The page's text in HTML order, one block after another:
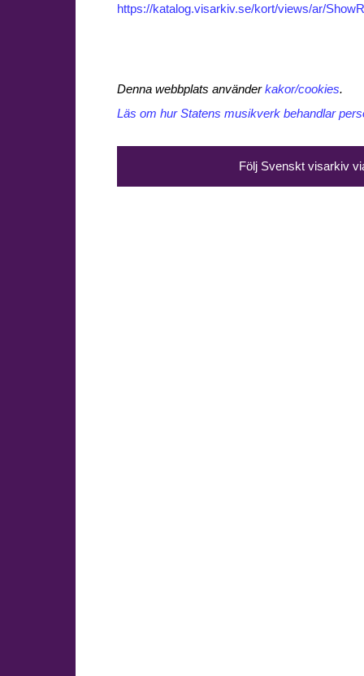
https://katalog.visarkiv.se/kort/views/ar/
Denna webbplats använderkakor/cookies.
Läs om hur Statens musikverk behandlar
Följ Svenskt visarkiv